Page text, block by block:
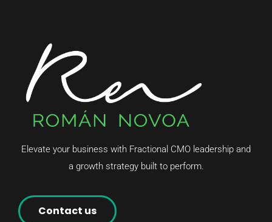
Elevate your business with Fractional CMO leadership and
a growth strategy built to perform.
Contact us